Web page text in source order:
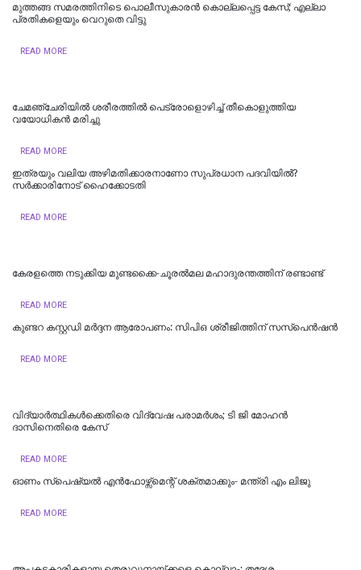
മുത്തങ്ങ സമരത്തിനിടെ പൊലീസുകാരൻ കൊല്ലപ്പെട്ട കേസ്; എല്ലാ
പ്രതികളെയും വെറുതെ വിട്ടു
READ MORE
ചേമഞ്ചേരിയില്‍ ശരീരത്തില്‍ പെട്രോളൊഴിച്ച് തീകൊളുത്തിയ
വയോധികന്‍ മരിച്ചു
READ MORE
ഇത്രയും വലിയ അഴിമതിക്കാരനാണോ സുപ്രധാന പദവിയിൽ?
സർക്കാരിനോട് ഹൈക്കോടതി
READ MORE
കേരളത്തെ നടുക്കിയ മുണ്ടക്കൈ-ചൂരല്‍മല മഹാദുരന്തത്തിന് രണ്ടാണ്ട്
READ MORE
കുണ്ടറ കസ്റ്റഡി മര്‍ദ്ദന ആരോപണം: സിപിഒ ശ്രീജിത്തിന് സസ്‌പെന്‍ഷന്‍
READ MORE
വിദ്യാര്‍ത്ഥികള്‍ക്കെതിരെ വിദ്വേഷ പരാമര്‍ശം; ടി ജി മോഹന്‍
ദാസിനെതിരെ കേസ്
READ MORE
ഓണം സ്‌പെഷ്യൽ എൻഫോഴ്സ്മെന്റ് ശക്തമാക്കും- മന്ത്രി എം ലിജു
READ MORE